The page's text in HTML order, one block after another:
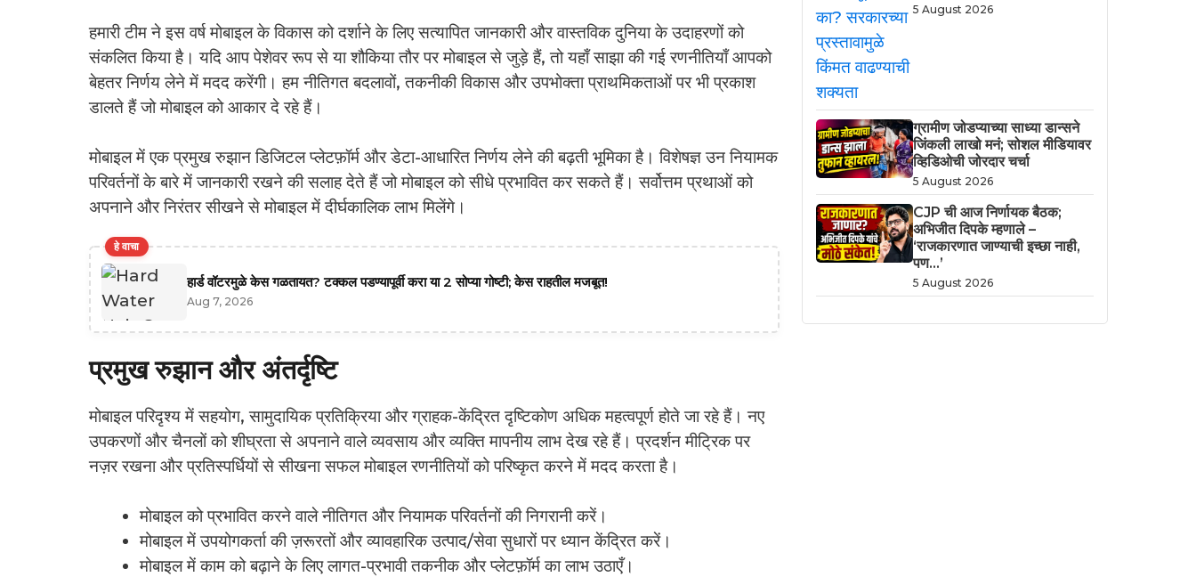
हमारी टीम ने इस वर्ष मोबाइल के विकास को दर्शाने के लिए सत्यापित जानकारी और वास्तविक दुनिया के उदाहरणों को
संकलित किया है। यदि आप पेशेवर रूप से या शौकिया तौर पर मोबाइल से जुड़े हैं, तो यहाँ साझा की गई रणनीतियाँ आपको
बेहतर निर्णय लेने में मदद करेंगी। हम नीतिगत बदलावों, तकनीकी विकास और उपभोक्ता प्राथमिकताओं पर भी प्रकाश
डालते हैं जो मोबाइल को आकार दे रहे हैं।
मोबाइल में एक प्रमुख रुझान डिजिटल प्लेटफ़ॉर्म और डेटा-आधारित निर्णय लेने की बढ़ती भूमिका है। विशेषज्ञ उन नियामक
परिवर्तनों के बारे में जानकारी रखने की सलाह देते हैं जो मोबाइल को सीधे प्रभावित कर सकते हैं। सर्वोत्तम प्रथाओं को
अपनाने और निरंतर सीखने से मोबाइल में दीर्घकालिक लाभ मिलेंगे।
हे वाचा
हार्ड वॉटरमुळे केस गळतायत? टक्कल पडण्यापूर्वी करा या 2 सोप्या गोष्टी; केस राहतील मजबूत!
Aug 7, 2026
प्रमुख रुझान और अंतर्दृष्टि
मोबाइल परिदृश्य में सहयोग, सामुदायिक प्रतिक्रिया और ग्राहक-केंद्रित दृष्टिकोण अधिक महत्वपूर्ण होते जा रहे हैं। नए
उपकरणों और चैनलों को शीघ्रता से अपनाने वाले व्यवसाय और व्यक्ति मापनीय लाभ देख रहे हैं। प्रदर्शन मीट्रिक पर
नज़र रखना और प्रतिस्पर्धियों से सीखना सफल मोबाइल रणनीतियों को परिष्कृत करने में मदद करता है।
मोबाइल को प्रभावित करने वाले नीतिगत और नियामक परिवर्तनों की निगरानी करें।
मोबाइल में उपयोगकर्ता की ज़रूरतों और व्यावहारिक उत्पाद/सेवा सुधारों पर ध्यान केंद्रित करें।
मोबाइल में काम को बढ़ाने के लिए लागत-प्रभावी तकनीक और प्लेटफ़ॉर्म का लाभ उठाएँ।
5 August 2026
ग्रामीण जोडप्याच्या साध्या डान्सने
जिंकली लाखो मनं; सोशल मीडियावर
व्हिडिओची जोरदार चर्चा
5 August 2026
CJP ची आज निर्णायक बैठक;
अभिजीत दिपके म्हणाले –
‘राजकारणात जाण्याची इच्छा नाही,
पण…’
5 August 2026